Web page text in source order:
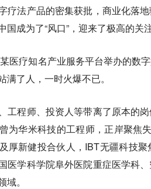
疗法产品的密集获批，商业化落
成为了“风口”，迎来了极高的关注
医疗知名产业服务平台举办的数
了人，一时火爆不已。
工程师、投资人等带离了原本的
为华米科技的工程师，正岸聚焦
厚新健投合伙人，IBT无疆科技
医学科学院阜外医院重症医学科
。